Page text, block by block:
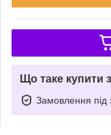
Що таке купити
Замовлення під